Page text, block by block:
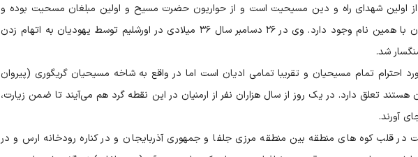
اولین شهدای راه و دین مسیحیت است و از حواریون حضرت مسیح و اولین مبلغان مسحیت بوده و
کلیسا های زیادی در سرتاسر جهان با همین نام وجود دارد. وی در ۲۶ دسامبر سال ۳۶ میلادی در اورشلیم توسط یهودیان به اتهام زدن
شد.
تمام مسیحیان و تقریبا تمامی ادیان است اما در واقع به شاخه مسیحیان گریگوری (پیروان
هستند تعلق دارد. در یک روز از سال هزاران نفر از ارمنیان در این نقطه گرد هم می‌آیند تا ضمن زیارت،
آورند.
در قلب کوه های منطقه بین منطقه مرزی جلفا و جمهوری آذربایجان و در کناره رودخانه ارس و در